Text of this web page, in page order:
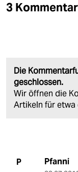
3
Die
geschlossen.
Wir öffnen die
Artikeln für etwa
P Pfanni